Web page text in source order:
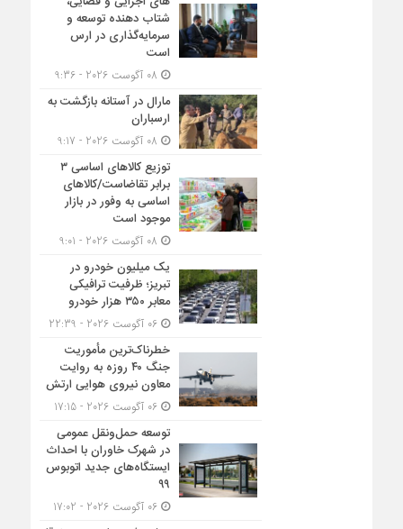
شتاب‌ دهنده توسعه و
سرمایه‌گذاری در ارس
است
مارال در آستانه بازگشت به
ارسباران
توزیع کالاهای اساسی ۳
برابر تقاضاست/کالاهای
اساسی به وفور در بازار
موجود است
یک میلیون خودرو در
تبریز؛ ظرفیت ترافیکی
معابر ۳۵۰ هزار خودرو
06 آگوست 2026 - 22:39
خطرناک‌ترین مأموریت
جنگ ۴۰ روزه به روایت
معاون نیروی هوایی ارتش
06 آگوست 2026 - 17:15
توسعه حمل‌ونقل عمومی
در شهرک خاوران با احداث
ایستگاه‌های جدید اتوبوس
۹۹
06 آگوست 2026 - 17:02